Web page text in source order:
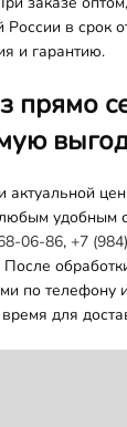
России в срок
и гарантию.
прямо
актуальной
удобным
06-86, +7
После
по телефону
для